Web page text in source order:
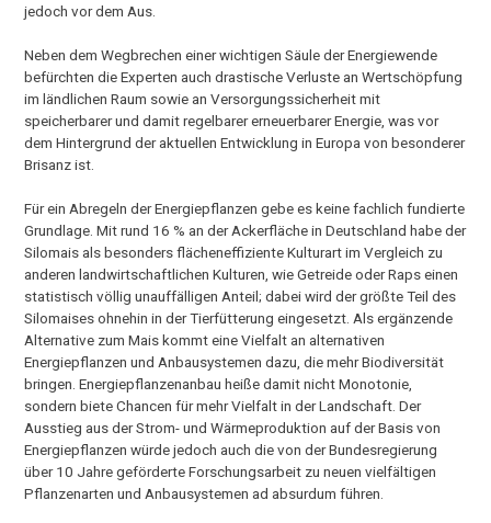
jedoch vor dem Aus.
Neben dem Wegbrechen einer wichtigen Säule der Energiewende
befürchten die Experten auch drastische Verluste an Wertschöpfung
im ländlichen Raum sowie an Versorgungssicherheit mit
speicherbarer und damit regelbarer erneuerbarer Energie, was vor
dem Hintergrund der aktuellen Entwicklung in Europa von besonderer
Brisanz ist.
Für ein Abregeln der Energiepflanzen gebe es keine fachlich fundierte
Grundlage. Mit rund 16 % an der Ackerfläche in Deutschland habe der
Silomais als besonders flächeneffiziente Kulturart im Vergleich zu
anderen landwirtschaftlichen Kulturen, wie Getreide oder Raps einen
statistisch völlig unauffälligen Anteil; dabei wird der größte Teil des
Silomaises ohnehin in der Tierfütterung eingesetzt. Als ergänzende
Alternative zum Mais kommt eine Vielfalt an alternativen
Energiepflanzen und Anbausystemen dazu, die mehr Biodiversität
bringen. Energiepflanzenanbau heiße damit nicht Monotonie,
sondern biete Chancen für mehr Vielfalt in der Landschaft. Der
Ausstieg aus der Strom- und Wärmeproduktion auf der Basis von
Energiepflanzen würde jedoch auch die von der Bundesregierung
über 10 Jahre geförderte Forschungsarbeit zu neuen vielfältigen
Pflanzenarten und Anbausystemen ad absurdum führen.